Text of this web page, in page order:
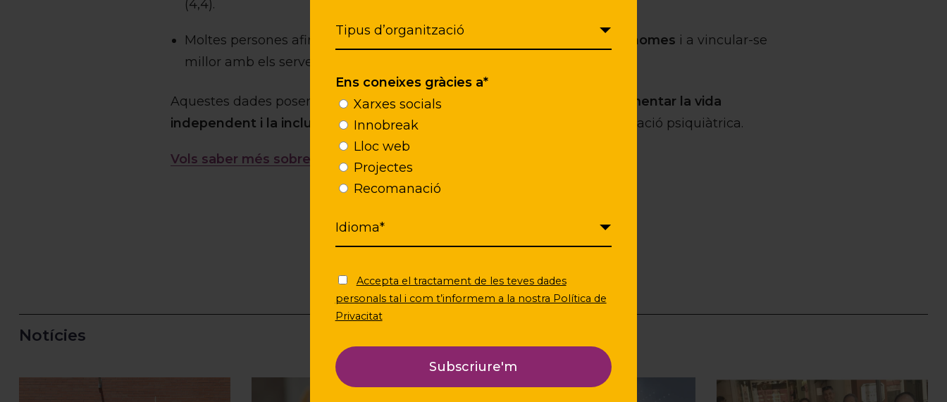
Ens coneixes gràcies a*
Xarxes socials
Innobreak
Lloc web
Projectes
Recomanació
Accepta el tractament de les teves dades
personals tal i com t’informem a la nostra Política de
Privacitat
(4,4).
Moltes persones afirmen que l’app les ha ajudat a sentir-se més autònomes i a vincular-se
millor amb els serveis i la comunitat.
Aquestes dades posen en valor elpotencial de Nidus com a eina per fomentar la vida
independent i la inclusió comunitàriaen processos de desinstitucionalització psiquiàtrica.
Vols saber més sobre Nidus? Consulta tota la informació aquí!